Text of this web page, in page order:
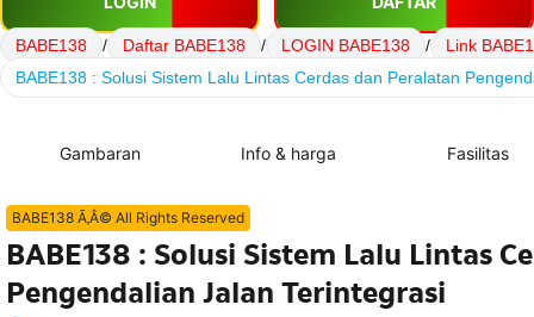
BABE138 / Daftar BABE138 / LOGIN BABE138 /
Link
BABE138 : Solusi Sistem Lalu Lintas Cerdas dan Peralatan
Gambaran Info & harga Fasilitas
BABE138 Ã‚Â© All Rights Reserved
BABE138 : Solusi Sistem Lalu Lintas
Pengendalian Jalan Terintegrasi